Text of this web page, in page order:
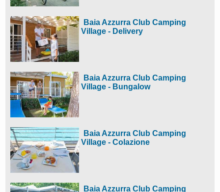
Baia Azzurra Club Camping
Village - Delivery
Baia Azzurra Club Camping
Village - Bungalow
Baia Azzurra Club Camping
Village - Colazione
Baia Azzurra Club Camping